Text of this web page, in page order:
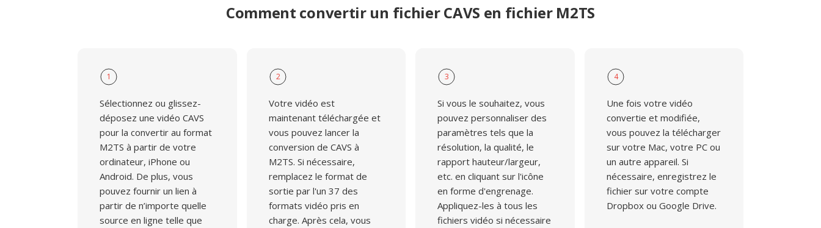
Comment convertir un fichier CAVS en fichier M2TS
1
Sélectionnez ou glissez-
déposez une vidéo CAVS
pour la convertir au format
M2TS à partir de votre
ordinateur, iPhone ou
Android. De plus, vous
pouvez fournir un lien à
partir de n’importe quelle
source en ligne telle que
2
Votre vidéo est
maintenant téléchargée et
vous pouvez lancer la
conversion de CAVS à
M2TS. Si nécessaire,
remplacez le format de
sortie par l'un 37 des
formats vidéo pris en
charge. Après cela, vous
3
Si vous le souhaitez, vous
pouvez personnaliser des
paramètres tels que la
résolution, la qualité, le
rapport hauteur/largeur,
etc. en cliquant sur l'icône
en forme d'engrenage.
Appliquez-les à tous les
fichiers vidéo si nécessaire
4
Une fois votre vidéo
convertie et modifiée,
vous pouvez la télécharger
sur votre Mac, votre PC ou
un autre appareil. Si
nécessaire, enregistrez le
fichier sur votre compte
Dropbox ou Google Drive.